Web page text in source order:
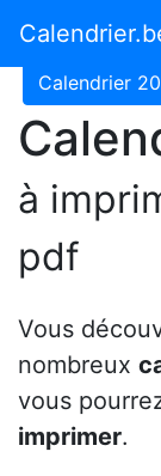
Calendrier
Calendrier
à
pdf
Vous
nombreux
vous
imprimer.